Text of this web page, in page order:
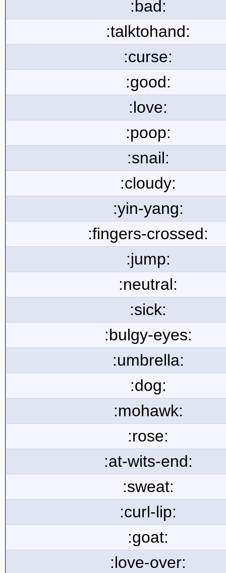
:bad:
:talktohand:
:curse:
:good:
:love:
:poop:
:snail:
:cloudy:
:yin-yang:
:fingers-crossed:
:jump:
:neutral:
:sick:
:bulgy-eyes:
:umbrella:
:dog:
:mohawk:
:rose:
:at-wits-end:
:sweat:
:curl-lip:
:goat:
:love-over: